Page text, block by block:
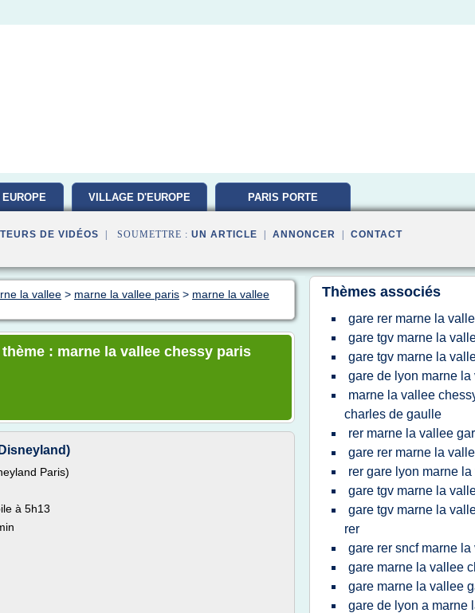
VILLAGE D'EUROPE PARIS PORTE
DE VIDÉOS | SOUMETTRE : UN ARTICLE ANNONCER CONTACT
la vallee > marne la vallee paris > marne la vallee
: marne la vallee chessy paris
Paris)
à 5h13
Thèmes associés
gare rer marne la
gare tgv marne la
gare tgv marne la
gare de lyon marne la
marne la vallee
charles de gaulle
rer marne la vallee
gare rer marne la
rer gare lyon marne
gare tgv marne la
gare tgv marne la
rer
gare rer sncf marne la
gare marne la vallee
gare marne la vallee
gare de lyon a marne